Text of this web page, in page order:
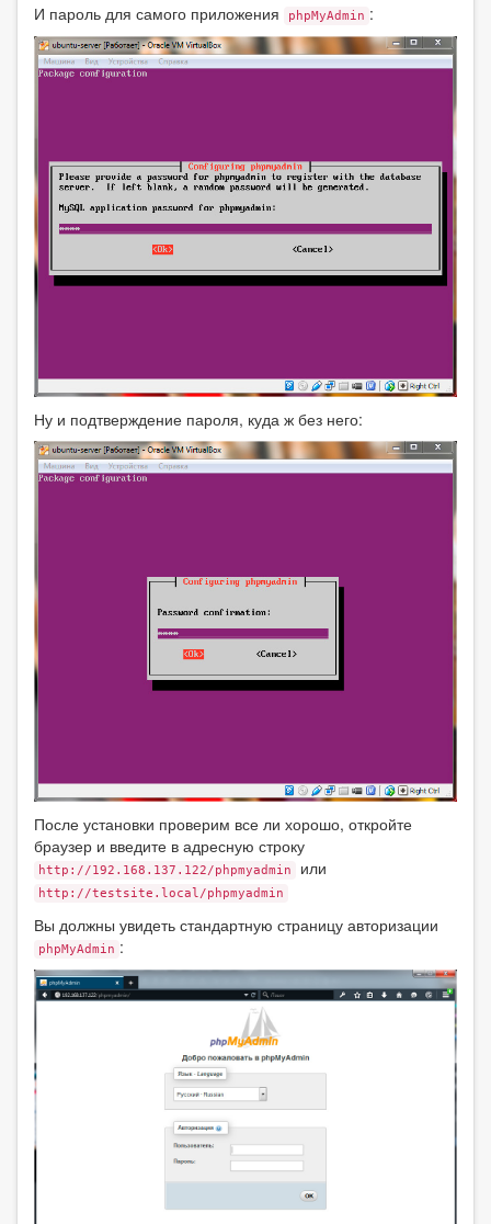
И пароль для самого приложения phpMyAdmin :
Ну и подтверждение пароля, куда ж без него:
После установки проверим все ли хорошо, откройте
браузер и введите в адресную строку
http://192.168.137.122/phpmyadmin или
http://testsite.local/phpmyadmin
Вы должны увидеть стандартную страницу авторизации
phpMyAdmin :